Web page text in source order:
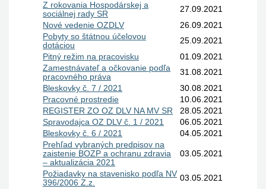
Z rokovania Hospodárskej a
sociálnej rady SR
27.09.2021
Nové vedenie OZDLV
26.09.2021
Pobyty so štátnou účelovou
dotáciou
25.09.2021
Pitný režim na pracovisku
01.09.2021
Zamestnávateľ a očkovanie podľa
pracovného práva
31.08.2021
Bleskovky č. 7 / 2021
30.08.2021
Pracovné prostredie
10.06.2021
REGISTER ZO OZ DLV NA MV SR
28.05.2021
Spravodajca OZ DLV č. 1 / 2021
06.05.2021
Bleskovky č. 6 / 2021
04.05.2021
Prehľad vybraných predpisov na
zaistenie BOZP a ochranu zdravia
– aktualizácia 2021
03.05.2021
Požiadavky na stavenisko podľa NV
396/2006 Z.z.
03.05.2021